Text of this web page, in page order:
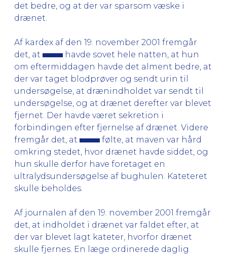
det bedre, og at der var sparsom væske i
drænet.
Af kardex af den 19. november 2001 fremgår
det, at
havde sovet hele natten, at hun
om eftermiddagen havde det alment bedre, at
der var taget blodprøver og sendt urin til
undersøgelse, at drænindholdet var sendt til
undersøgelse, og at drænet derefter var blevet
fjernet. Der havde været sekretion i
forbindingen efter fjernelse af drænet. Videre
fremgår det, at
følte, at maven var hård
omkring stedet, hvor drænet havde siddet, og
hun skulle derfor have foretaget en
ultralydsundersøgelse af bughulen. Kateteret
skulle beholdes.
Af journalen af den 19. november 2001 fremgår
det, at indholdet i drænet var faldet efter, at
der var blevet lagt kateter, hvorfor drænet
skulle fjernes. En læge ordinerede daglig